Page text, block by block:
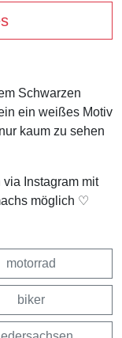
Schwarzen
ein weißes Motiv
kaum zu sehen
Instagram mit
möglich ♡
motorrad
biker